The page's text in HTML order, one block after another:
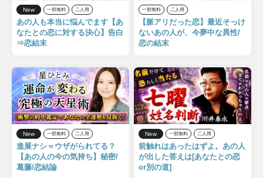
New 一部無料 二人用
あの人も本当に悩んでます【あ
なたとの恋に対する決心】告白
⇒恋結末
一部無料 二人用
【脈アリだった恋】最近そっけ
ないあの人が、今夢中な異性/
恋の結末
New 一部無料 二人用
進展ナシ＝ウザがられてる？
【あの人の今の気持ち】秘密/
葛藤/恋結論
New 一部無料 二人用
前触れはあったはずよ。あの人
が出した答えは[あなたとの恋
or別の道]